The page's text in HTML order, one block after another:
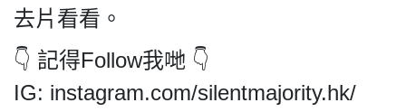
我們的立場
去片看看。
👇 記得Follow我哋 👇
IG: instagram.com/silentmajority.hk/